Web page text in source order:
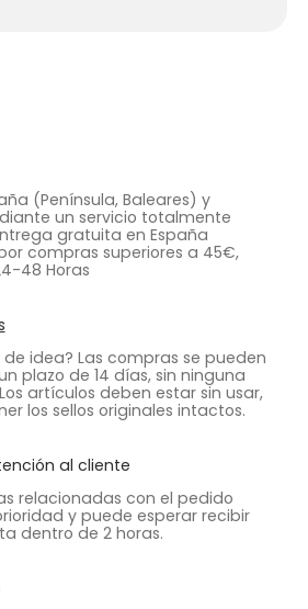
(Península, Baleares) y
un servicio totalmente
gratuita en España
compras superiores a 45€,
48 Horas
idea? Las compras se pueden
plazo de 14 días, sin ninguna
artículos deben estar sin usar,
los sellos originales intactos.
al cliente
relacionadas con el pedido
y puede esperar recibir
dentro de 2 horas.